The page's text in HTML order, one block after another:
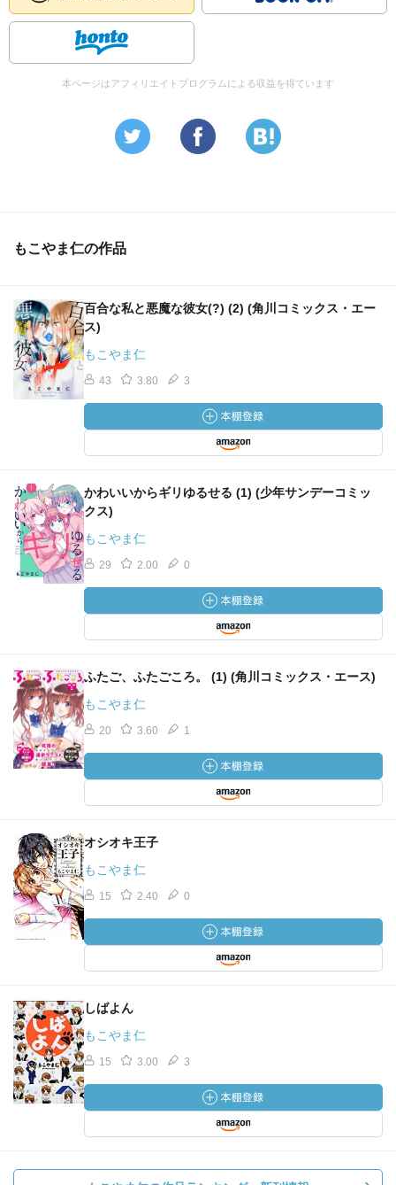
本ページはアフィリエイトプログラムによる収益を得ています
もこやま仁の作品
百合な私と悪魔な彼女(?) (2) (角川コミックス・エー
ス)
もこやま仁
43 3.80 3
かわいいからギリゆるせる (1) (少年サンデーコミッ
クス)
もこやま仁
29 2.00 0
ふたご、ふたごころ。 (1) (角川コミックス・エース)
もこやま仁
20 3.60 1
オシオキ王子
もこやま仁
15 2.40 0
しばよん
もこやま仁
15 3.00 3